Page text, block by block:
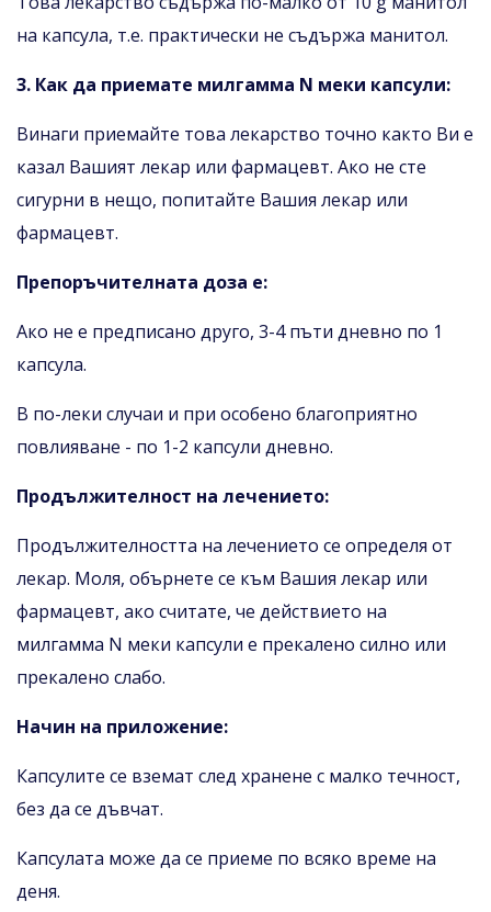
на капсула, т.е. практически не съдържа манитол.
3. Как да приемате милгамма N меки капсули:
Винаги приемайте това лекарство точно както Ви е
казал Вашият лекар или фармацевт. Ако не сте
сигурни в нещо, попитайте Вашия лекар или
фармацевт.
Препоръчителната доза е:
Ако не е предписано друго, 3-4 пъти дневно по 1
капсула.
В по-леки случаи и при особено благоприятно
повлияване - по 1-2 капсули дневно.
Продължителност на лечението:
Продължителността на лечението се определя от
лекар. Моля, обърнете се към Вашия лекар или
фармацевт, ако считате, че действието на
милгамма N меки капсули е прекалено силно или
прекалено слабо.
Начин на приложение:
Капсулите се вземат след хранене с малко течност,
без да се дъвчат.
Капсулата може да се приеме по всяко време на
деня.